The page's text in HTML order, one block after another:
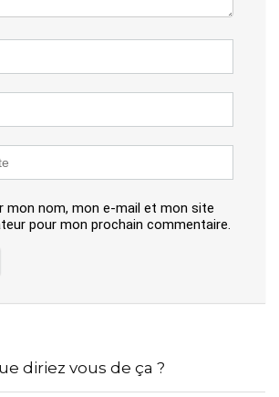
mon nom, mon e-mail et mon site
pour mon prochain commentaire.
diriez vous de ça ?